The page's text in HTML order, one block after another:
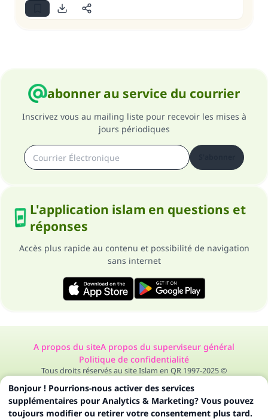
abonner au service du courrier
Inscrivez vous au mailing liste pour recevoir les mises à
jours périodiques
L'application islam en questions et
réponses
Accès plus rapide au contenu et possibilité de navigation
sans internet
A propos du siteA propos du superviseur général
Politique de confidentialité
Tous droits réservés au site Islam en QR 1997-2025 ©
Bonjour ! Pourrions-nous activer des services
supplémentaires pour Analytics & Marketing? Vous pouvez
toujours modifier ou retirer votre consentement plus tard.